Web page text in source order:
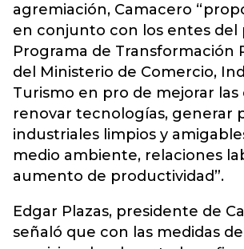
agremiación, Camacero
en conjunto con los entes del
Programa de Transformación
del Ministerio de Comercio,
Turismo en pro de mejorar las
renovar tecnologías, generar
industriales limpios y
medio ambiente, relaciones
aumento de productividad”.
Edgar Plazas, presidente de
señaló que con las medidas